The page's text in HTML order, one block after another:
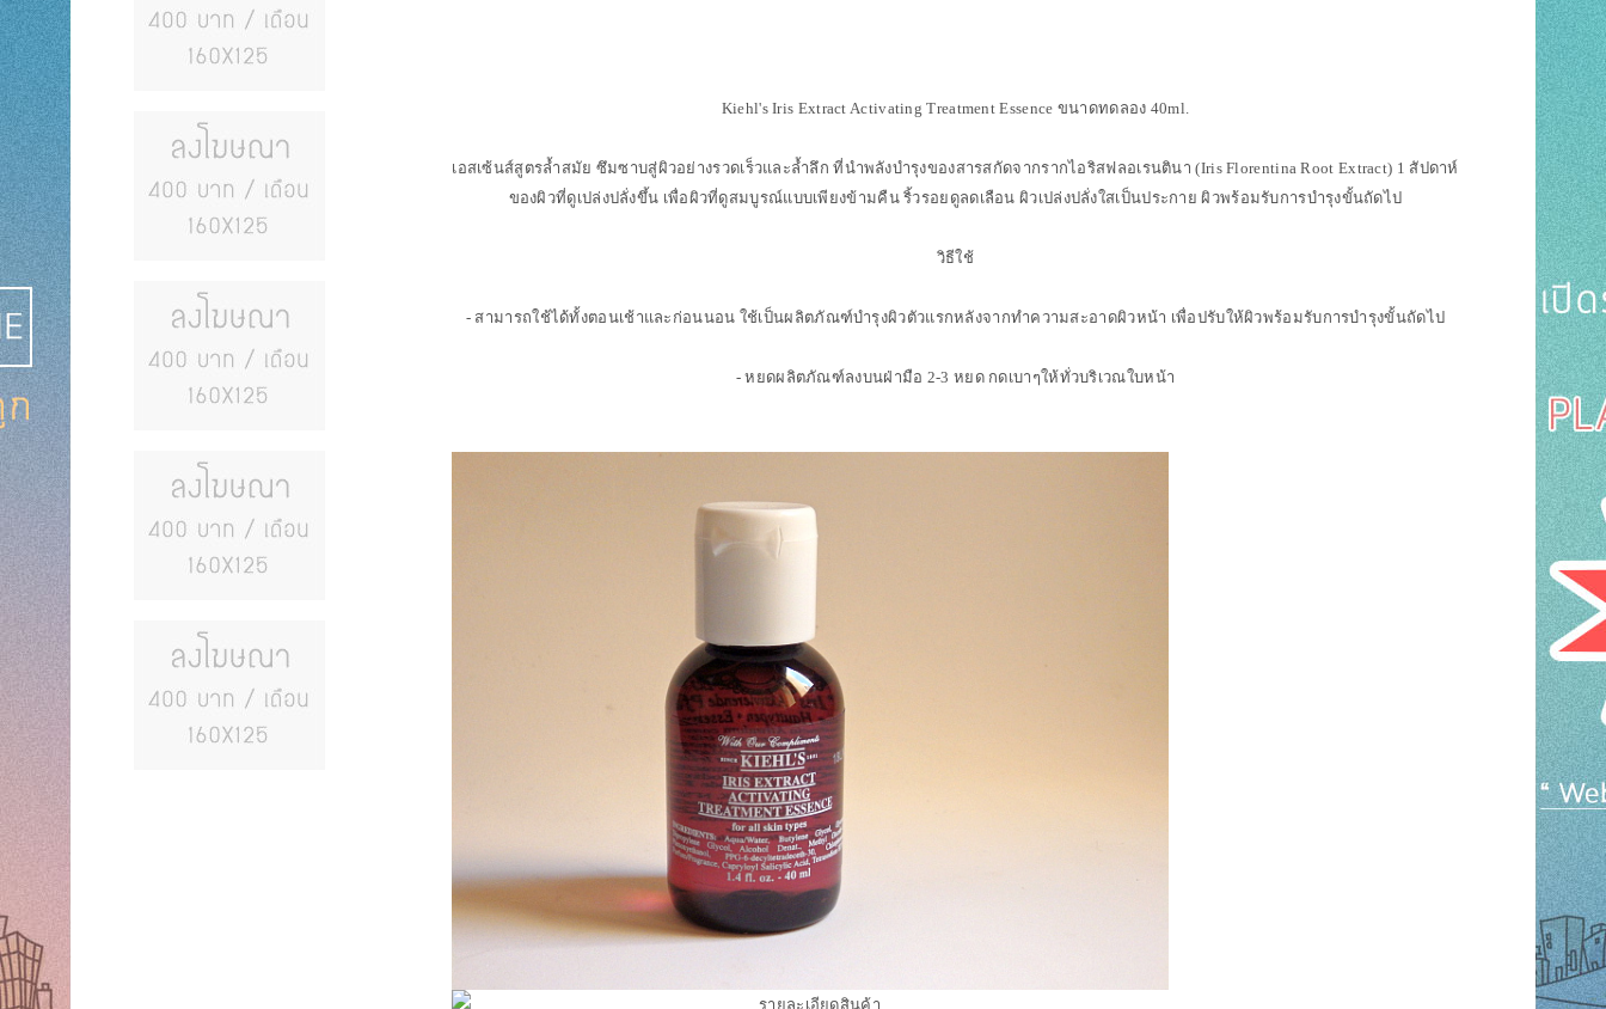
Kiehl's Iris Extract Activating Treatment Essence ขนาดทดลอง 40ml.
เอสเซ้นส์สูตรล้ำสมัย ซึมซาบสู่ผิวอย่างรวดเร็วและล้ำลึก ที่นำพลังบำรุงของสารสกัดจากรากไอริสฟลอเรนตินา (Iris Florentina Root Extract) 1 สัปดาห์
ของผิวที่ดูเปล่งปลั่งขึ้น เพื่อผิวที่ดูสมบูรณ์แบบเพียงข้ามคืน ริ้วรอยดูลดเลือน ผิวเปล่งปลั่งใสเป็นประกาย ผิวพร้อมรับการบำรุงขั้นถัดไป
วิธีใช้
- สามารถใช้ได้ทั้งตอนเช้าและก่อนนอน ใช้เป็นผลิตภัณฑ์บำรุงผิวตัวแรกหลังจากทำความสะอาดผิวหน้า เพื่อปรับให้ผิวพร้อมรับการบำรุงขั้นถัดไป
- หยดผลิตภัณฑ์ลงบนฝ่ามือ 2-3 หยด กดเบาๆให้ทั่วบริเวณใบหน้า